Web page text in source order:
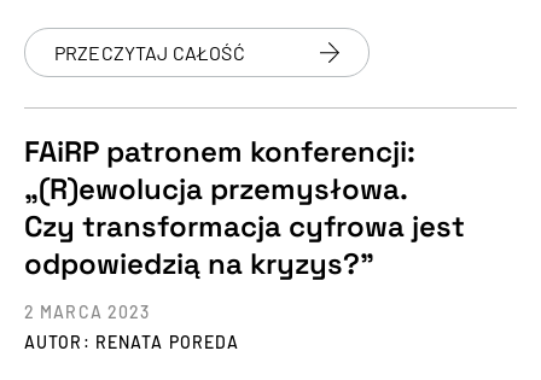
PRZECZYTAJ CAŁOŚĆ
FAiRP patronem konferencji:
„(R)ewolucja przemysłowa.
Czy transformacja cyfrowa jest
odpowiedzią na kryzys?”
AUTOR: RENATA POREDA
2 MARCA 2023